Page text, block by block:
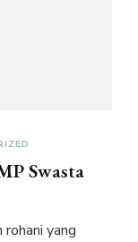
Swasta
yang